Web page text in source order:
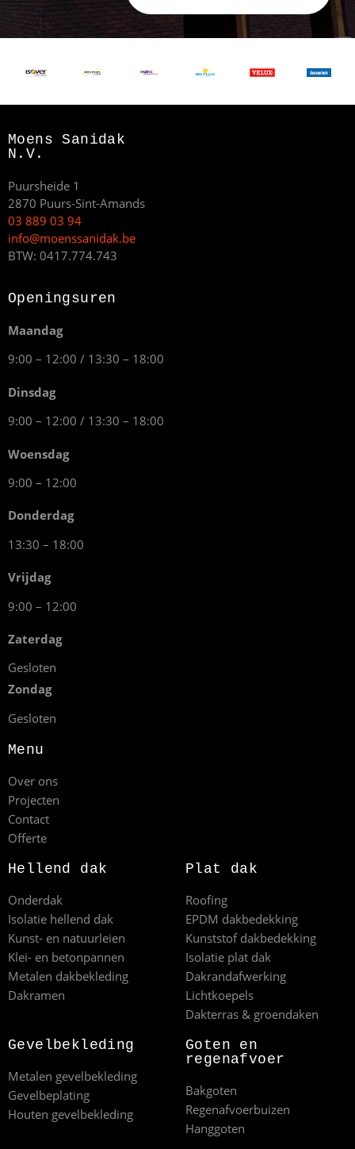
Moens Sanidak
N.V.
Puursheide 1
2870 Puurs-Sint-Amands
03 889 03 94
info@moenssanidak.be
BTW: 0417.774.743
Openingsuren
Maandag
9:00 – 12:00 / 13:30 – 18:00
Dinsdag
9:00 – 12:00 / 13:30 – 18:00
Woensdag
9:00 – 12:00
Donderdag
13:30 – 18:00
Vrijdag
9:00 – 12:00
Zaterdag
Gesloten
Zondag
Gesloten
Menu
Over ons
Projecten
Contact
Offerte
Hellend dak
Onderdak
Isolatie hellend dak
Kunst- en natuurleien
Klei- en betonpannen
Metalen dakbekleding
Dakramen
Plat dak
Roofing
EPDM dakbedekking
Kunststof dakbedekking
Isolatie plat dak
Dakrandafwerking
Lichtkoepels
Dakterras & groendaken
Gevelbekleding
Metalen gevelbekleding
Gevelbeplating
Houten gevelbekleding
Goten en
regenafvoer
Bakgoten
Regenafvoerbuizen
Hanggoten